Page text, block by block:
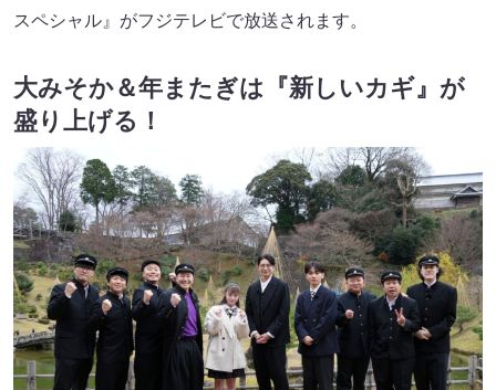
スペシャル』がフジテレビで放送されます。
大みそか＆年またぎは『新しいカギ』が
盛り上げる！